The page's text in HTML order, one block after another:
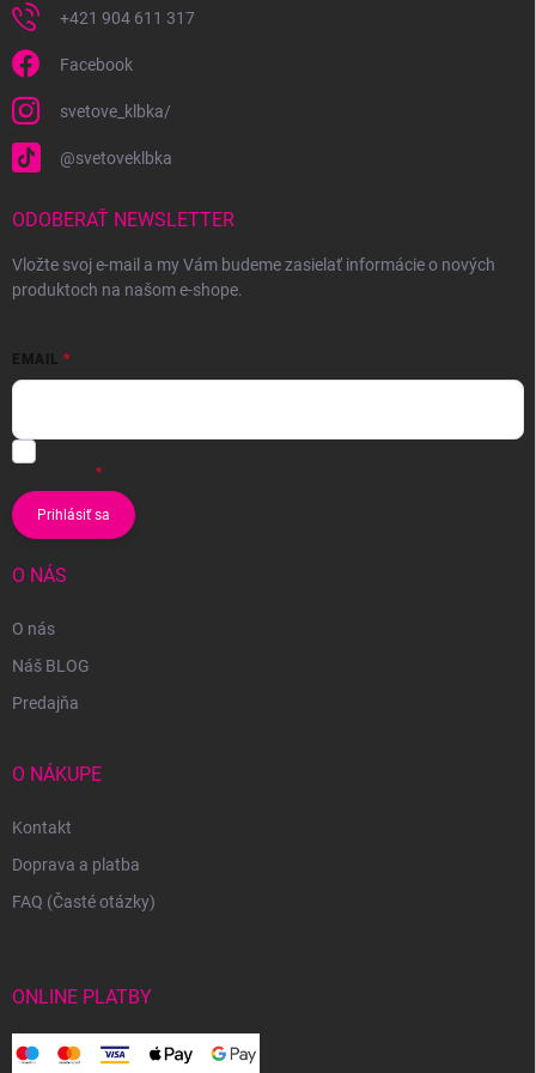
+421 904 611 317
Facebook
svetove_klbka/
@svetoveklbka
ODOBERAŤ NEWSLETTER
Vložte svoj e-mail a my Vám budeme zasielať informácie o nových
produktoch na našom e-shope.
EMAIL
Prihlásiť sa
O NÁS
O nás
Náš BLOG
Predajňa
O NÁKUPE
Kontakt
Doprava a platba
FAQ (Časté otázky)
ONLINE PLATBY